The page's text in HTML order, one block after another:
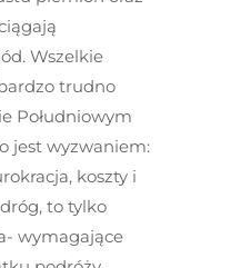
Wszelkie
trudno
Południowym
jest wyzwaniem:
koszty i
to tylko
wymagające